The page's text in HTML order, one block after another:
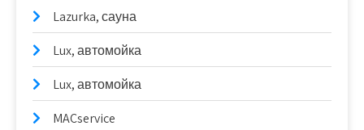
Lazurka, сауна
Lux, автомойка
Lux, автомойка
MACservice